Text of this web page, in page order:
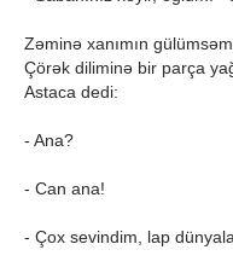
Zəminə xanımın
Çörək diliminə bir parça
Astaca dedi:
- Ana?
- Can ana!
- Çox sevindim, lap